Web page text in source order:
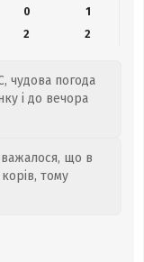
0
1
2 2
чудова погода
і до вечора
що в
тому